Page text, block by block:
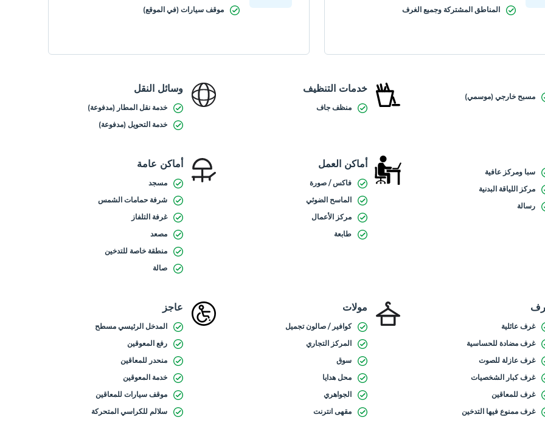
المناطق المشتركة وجميع الغرف
موقف سيارات (في الموقع)
مسبح خارجي (موسمي)
خدمات التنظيف
منظف جاف
وسائل النقل
خدمة نقل المطار (مدفوعة)
خدمة التحويل (مدفوعة)
سبا ومركز عافية
مركز اللياقة البدنية
رسالة
أماكن العمل
فاكس / صورة
الماسح الضوئي
مركز الأعمال
طابعة
أماكن عامة
مسجد
شرفة حمامات الشمس
غرفة التلفاز
مصعد
منطقة خاصة للتدخين
صالة
غرف عائلية
غرف مضادة للحساسية
غرف عازلة للصوت
غرف كبار الشخصيات
غرف للمعاقين
غرف ممنوع فيها التدخين
مولات
كوافير / صالون تجميل
المركز التجاري
سوق
محل هدايا
الجواهري
مقهى انترنت
عاجز
المدخل الرئيسي مسطح
رفع المعوقين
منحدر للمعاقين
خدمة المعوقين
موقف سيارات للمعاقين
سلالم للكراسي المتحركة